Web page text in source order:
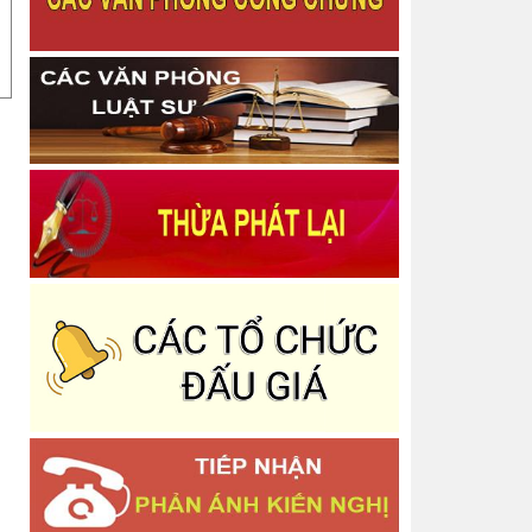
nghề công chứng
Công bố danh mục thủ tục hành chính được sửa
đổi, bổ sung trong lĩnh vực bồi thường nhà nước
Thông báo Về việc thu hồi thẻ công chứng viên
Thông báo niêm yết thông báo về việc tiếp nhận
Công chứng văn bản phân chia di sản
Thông báo Quyết định công bố công khai dự toán
Ngân sách Nhà nước năm 2025 - Phòng Công
chứng Số 2
Thông báo Quyết định Công nhận hoàn thành tập
sự hành nghề công chứng
công chứng
Thông báo Về việc phân công lịch trực nghỉ tết
Dương lịch năm 2026 và các ngày thứ bảy, chủ
nhật
tài sản công năm 2025
Thông báo Báo cáo tình hình thực hiện cơ chế tự
chủ, tự chịu trách nhiệm theo Nghị định số
Thông báo Danh sách người thực hiện trợ giúp